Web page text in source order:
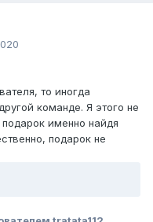
то иногда
команде. Я этого не
именно найдя
подарок не